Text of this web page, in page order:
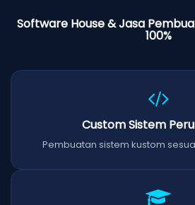
Software House & Jasa
100%
Custom Sistem
Pembuatan sistem kustom